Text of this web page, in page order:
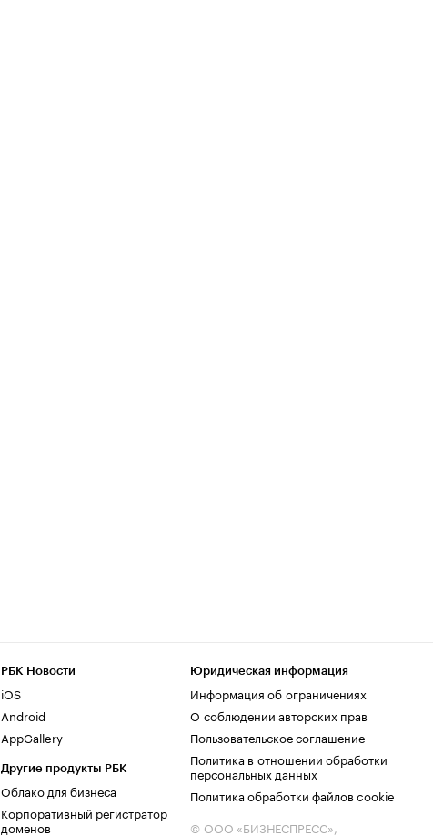
РБК Новости
iOS
Android
AppGallery
Другие продукты РБК
Облако для бизнеса
Корпоративный регистратор
доменов
Юридическая информация
Информация об ограничениях
О соблюдении авторских прав
Пользовательское соглашение
Политика в отношении обработки
персональных данных
Политика обработки файлов cookie
© ООО «БИЗНЕСПРЕСС»,